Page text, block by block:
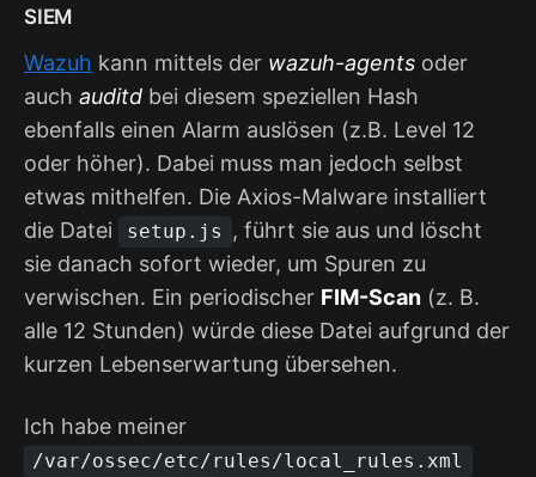
SIEM
Wazuh kann mittels der wazuh-agents oder
auch auditd bei diesem speziellen Hash
ebenfalls einen Alarm auslösen (z.B. Level 12
oder höher). Dabei muss man jedoch selbst
etwas mithelfen. Die Axios-Malware installiert
die Datei
setup.js , führt sie aus und löscht
sie danach sofort wieder, um Spuren zu
verwischen. Ein periodischer FIM-Scan (z. B.
alle 12 Stunden) würde diese Datei aufgrund der
kurzen Lebenserwartung übersehen.
Ich habe meiner
/var/ossec/etc/rules/local_rules.xml